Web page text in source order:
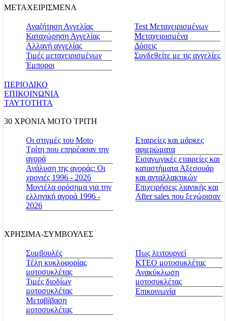
ΜΕΤΑΧΕΙΡΙΣΜΕΝΑ
Αναζήτηση Αγγελίας
Καταχώρηση Αγγελίας
Αλλαγή αγγελίας
Τιμές μεταχειρισμένων
Έμποροι
Test Μεταχειρισμένων
Μεταχειρισμένα
Δόσεις
Συνδεθείτε με τις αγγελίες
ΠΕΡΙΟΔΙΚΟ
ΕΠΙΚΟΙΝΩΝΙΑ
ΤΑΥΤΟΤΗΤΑ
30 ΧΡΟΝΙΑ MOTO ΤΡΙΤΗ
Οι στιγμές του Moto
Τρίτη που επηρέασαν την
αγορά
Ανάλυση της αγοράς: Οι
χρονιές 1996 - 2026
Μοντέλα ορόσημα για την
ελληνική αγορά 1996 -
2026
Εταιρείες και μάρκες
αφιερώματα
Εισαγωγικές εταιρείες και
καταστήματα Αξεσουάρ
και ανταλλακτικών
Επιχειρήσεις λιανικής και
After sales που ξεχώρισαν
ΧΡΗΣΙΜΑ-ΣΥΜΒΟΥΛΕΣ
Συμβουλές
Τέλη κυκλοφορίας
μοτοσυκλέτας
Τιμές διοδίων
μοτοσυκλέτας
Μεταβίβαση
μοτοσυκλέτας
Πως λειτουργεί
ΚΤΕΟ μοτοσυκλέτας
Ανακύκλωση
μοτοσυκλέτας
Επικοινωνία